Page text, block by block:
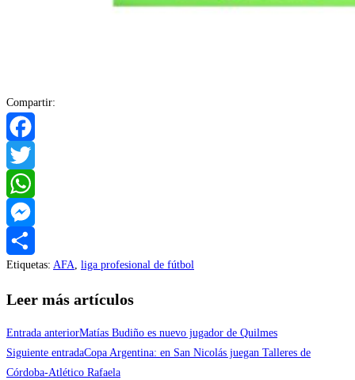
Compartir:
Facebook
Twitter
WhatsApp
Messenger
Compartir
Etiquetas: AFA, liga profesional de fútbol
Leer más artículos
Entrada anteriorMatías Budiño es nuevo jugador de Quilmes
Siguiente entradaCopa Argentina: en San Nicolás juegan Talleres de
Córdoba-Atlético Rafaela